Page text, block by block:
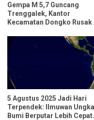
Gempa M 5,7 Guncang
Trenggalek, Kantor
Kecamatan Dongko Rusak
5 Agustus 2025 Jadi Hari
Terpendek: Ilmuwan
Bumi Berputar Lebih Cepat